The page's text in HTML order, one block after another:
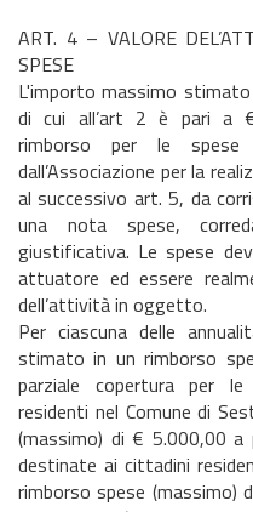
ART. 4 – VALORE
SPESE
L'importo massimo
di cui all’art 2 è pari a
rimborso per le spese
dall’Associazione per la
al successivo art. 5, da
una nota spese,
giustificativa. Le spese
attuatore ed essere
dell’attività in oggetto.
Per ciascuna delle
stimato in un rimborso
parziale copertura per
residenti nel Comune di
(massimo) di € 5.000,00
destinate ai cittadini
rimborso spese (massimo)